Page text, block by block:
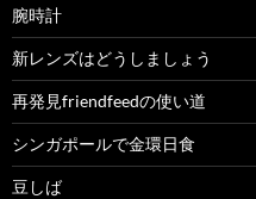
腕時計
新レンズはどうしましょう
再発見friendfeedの使い道
シンガポールで金環日食
豆しば